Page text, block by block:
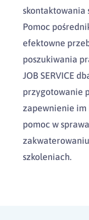
skontaktowania
Pomoc
efektowne
poszukiwania
JOB SERVICE
przygotowanie
zapewnienie im
pomoc w
szkoleniach.